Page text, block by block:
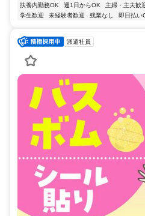
扶養内勤務OK 週1日からOK 主婦・主夫歓
学生歓迎
未経験者歓迎 残業なし 即日払い
派遣社員